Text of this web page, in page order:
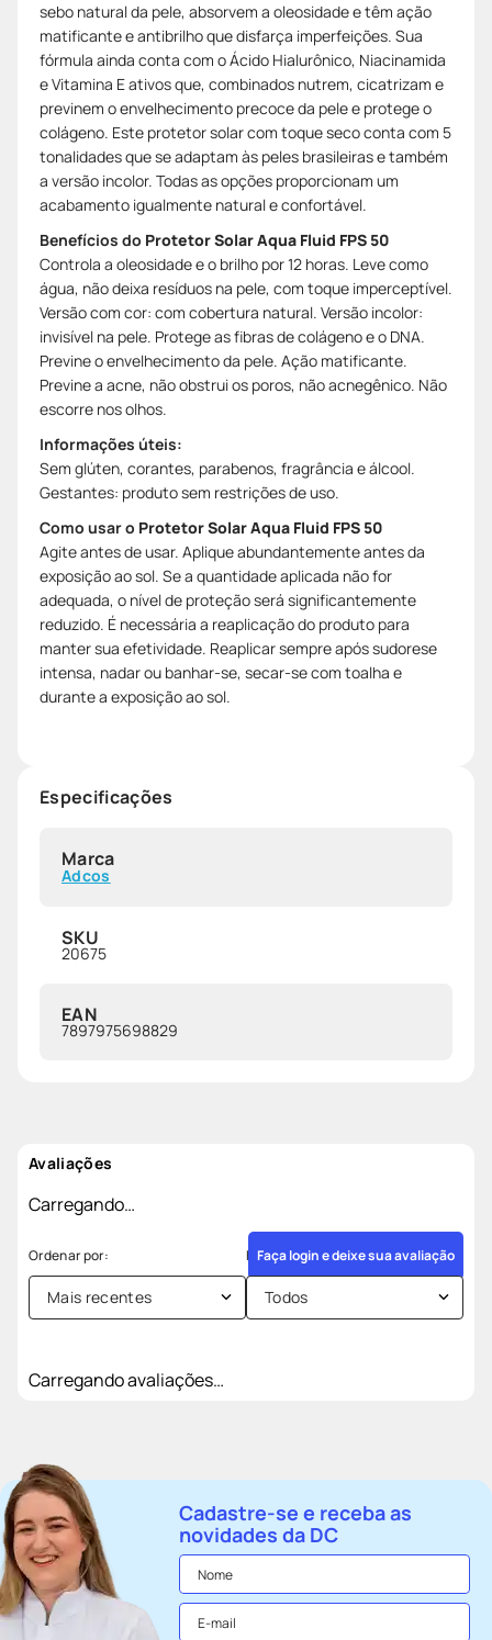
sebo natural da pele, absorvem a oleosidade e têm ação
matificante e antibrilho que disfarça imperfeições. Sua
fórmula ainda conta com o Ácido Hialurônico, Niacinamida
e Vitamina E ativos que, combinados nutrem, cicatrizam e
previnem o envelhecimento precoce da pele e protege o
colágeno. Este protetor solar com toque seco conta com 5
tonalidades que se adaptam às peles brasileiras e também
a versão incolor. Todas as opções proporcionam um
acabamento igualmente natural e confortável.
Benefícios do Protetor Solar Aqua Fluid FPS 50
Controla a oleosidade e o brilho por 12 horas. Leve como
água, não deixa resíduos na pele, com toque imperceptível.
Versão com cor: com cobertura natural. Versão incolor:
invisível na pele. Protege as fibras de colágeno e o DNA.
Previne o envelhecimento da pele. Ação matificante.
Previne a acne, não obstrui os poros, não acnegênico. Não
escorre nos olhos.
Informações úteis:
Sem glúten, corantes, parabenos, fragrância e álcool.
Gestantes: produto sem restrições de uso.
Como usar o Protetor Solar Aqua Fluid FPS 50
Agite antes de usar. Aplique abundantemente antes da
exposição ao sol. Se a quantidade aplicada não for
adequada, o nível de proteção será significantemente
reduzido. É necessária a reaplicação do produto para
manter sua efetividade. Reaplicar sempre após sudorese
intensa, nadar ou banhar-se, secar-se com toalha e
durante a exposição ao sol.
Especificações
Marca
Adcos
SKU
20675
EAN
7897975698829
Avaliações
Carregando…
Faça login e deixe sua avaliação
Mais recentes Todos
Carregando avaliações…
Cadastre-se e receba as
novidades da DC